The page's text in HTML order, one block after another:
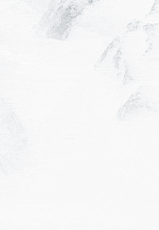
Skiregion Hochoetz